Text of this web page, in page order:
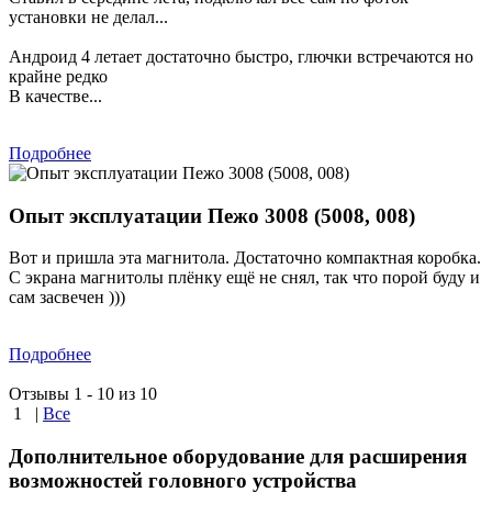
установки не делал...
Андроид 4 летает достаточно быстро, глючки встречаются но
крайне редко
В качестве...
Подробнее
Опыт эксплуатации Пежо 3008 (5008, 008)
Вот и пришла эта магнитола. Достаточно компактная коробка.
С экрана магнитолы плёнку ещё не снял, так что порой буду и
сам засвечен )))
Подробнее
Отзывы 1 - 10 из 10
1
| Все
Дополнительное оборудование для расширения
возможностей головного устройства